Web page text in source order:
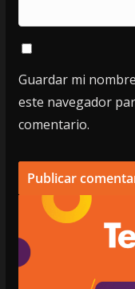
Guardar mi
este navegador
comentario.